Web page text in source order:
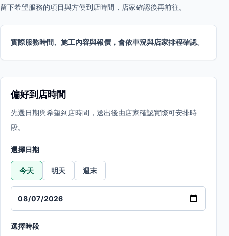
留下希望服務的項目與方便到店時間，店家確認後再前往。
實際服務時間、施工內容與報價，會依車況與店家排程確認。
偏好到店時間
先選日期與希望到店時間，送出後由店家確認實際可安排時
段。
選擇日期
今天 明天 週末
選擇時段